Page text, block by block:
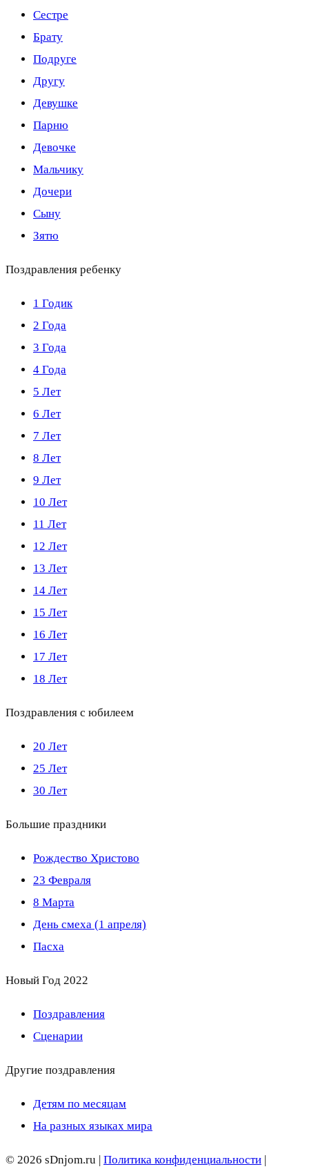
Сестре
Брату
Подруге
Другу
Девушке
Парню
Девочке
Мальчику
Дочери
Сыну
Зятю
Поздравления ребенку
1 Годик
2 Года
3 Года
4 Года
5 Лет
6 Лет
7 Лет
8 Лет
9 Лет
10 Лет
11 Лет
12 Лет
13 Лет
14 Лет
15 Лет
16 Лет
17 Лет
18 Лет
Поздравления с юбилеем
20 Лет
25 Лет
30 Лет
Большие праздники
Рождество Христово
23 Февраля
8 Марта
День смеха (1 апреля)
Пасха
Новый Год 2022
Поздравления
Сценарии
Другие поздравления
Детям по месяцам
На разных языках мира
© 2026 sDnjom.ru | Политика конфиденциальности |